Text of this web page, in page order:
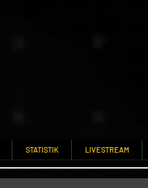
STATISTIK LIVESTREAM